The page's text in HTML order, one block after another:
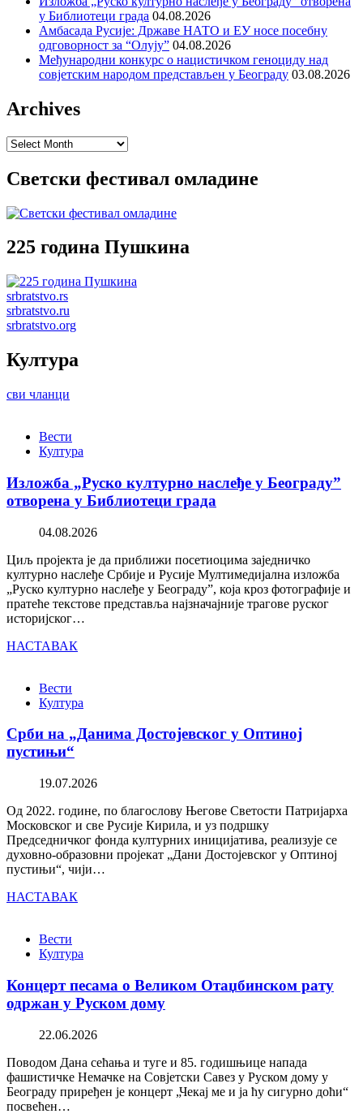
у Библиотеци града 04.08.2026
Амбасада Русије: Државе НАТО и ЕУ носе посебну
одговорност за “Олују” 04.08.2026
Међународни конкурс о нацистичком геноциду над
совјетским народом представљен у Београду 03.08.2026
Archives
Archives
Светски фестивал омладине
225 година Пушкина
srbratstvo.rs
srbratstvo.ru
srbratstvo.org
Култура
сви чланци
Вести
Култура
Изложба „Руско културно наслеђе у Београду”
отворена у Библиотеци града
04.08.2026
Циљ пројекта је да приближи посетиоцима заједничко
културно наслеђе Србије и Русије Мултимедијална изложба
„Руско културно наслеђе у Београду”, која кроз фотографије и
пратеће текстове представља најзначајније трагове руског
историјског…
НАСТАВАК
Вести
Култура
Срби на „Данима Достојевског у Оптиној
пустињи“
19.07.2026
Од 2022. године, по благослову Његове Светости Патријарха
Московског и све Русије Кирила, и уз подршку
Председничког фонда културних иницијатива, реализује се
духовно-образовни пројекат „Дани Достојевског у Оптиној
пустињи“, чији…
НАСТАВАК
Вести
Култура
Концерт песама о Великом Отаџбинском рату
одржан у Руском дому
22.06.2026
Поводом Дана сећања и туге и 85. годишњице напада
фашистичке Немачке на Совјетски Савез у Руском дому у
Београду приређен је концерт „Чекај ме и ја ћу сигурно доћи“
посвећен…